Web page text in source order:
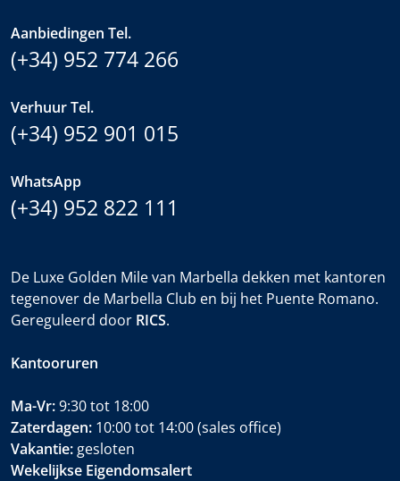
Aanbiedingen Tel.
(+34) 952 774 266
Verhuur Tel.
(+34) 952 901 015
WhatsApp
(+34) 952 822 111
De Luxe Golden Mile van Marbella dekken met kantoren
tegenover de Marbella Club en bij het Puente Romano.
Gereguleerd door RICS.
Kantooruren
Ma-Vr:9:30 tot 18:00
Zaterdagen: 10:00 tot 14:00 (sales office)
Vakantie: gesloten
Wekelijkse Eigendomsalert